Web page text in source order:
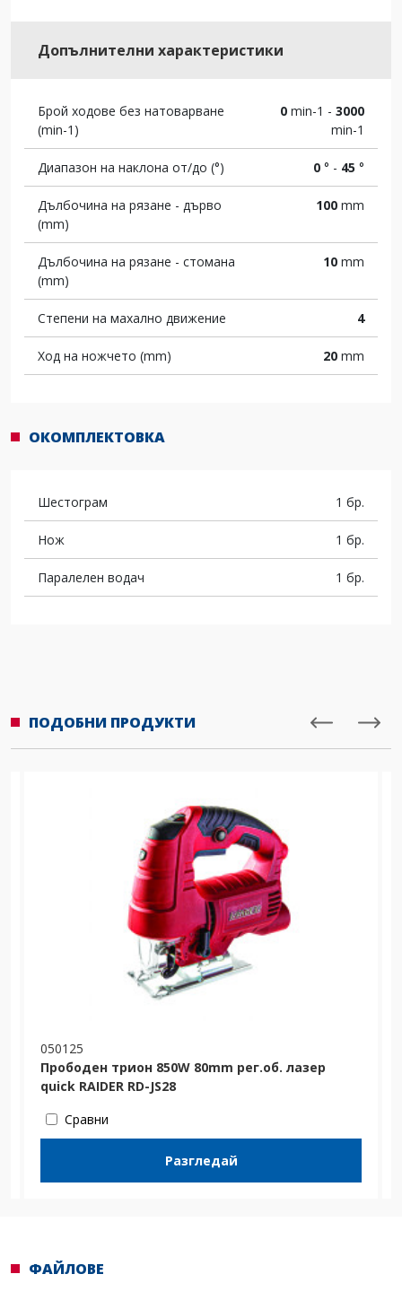
Допълнителни характеристики
Брой ходове без натоварване
(min-1)
0 min-1 - 3000
min-1
Диапазон на наклона от/до (°) 0 ° - 45 °
Дълбочина на рязане - дърво
(mm)
100 mm
Дълбочина на рязане - стомана
(mm)
10 mm
Степени на махално движение 4
Ход на ножчето (mm) 20 mm
ОКОМПЛЕКТОВКА
Шестограм 1 бр.
Нож 1 бр.
Паралелен водач 1 бр.
ПОДОБНИ ПРОДУКТИ
050125
Прободен трион 850W 80mm рег.об. лазeр
quick RAIDER RD-JS28
Сравни
Разгледай
ФАЙЛОВЕ